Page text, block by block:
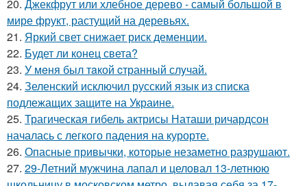
20. Джекфрут или хлебное дерево - самый большой в
мире фрукт, растущий на деревьях.
21. Яркий свет снижает риск деменции.
22. Будет ли конец света?
23. У мeня был тaкой cтранный слyчай.
24. Зеленский исключил русский язык из списка
подлежащих защите на Украине.
25. Трагическая гибель актрисы Наташи ричардсон
началась с легкого падения на курорте.
26. Опасные привычки, которые незаметно разрушают.
27. 29-Летний мужчина лапал и целовал 13-летнюю